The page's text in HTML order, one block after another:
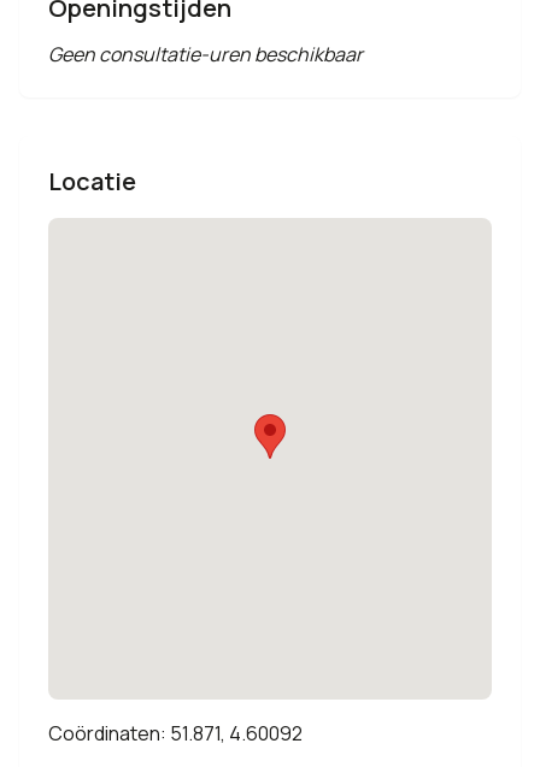
Openingstijden
Geen consultatie-uren beschikbaar
Locatie
Coördinaten: 51.871, 4.60092